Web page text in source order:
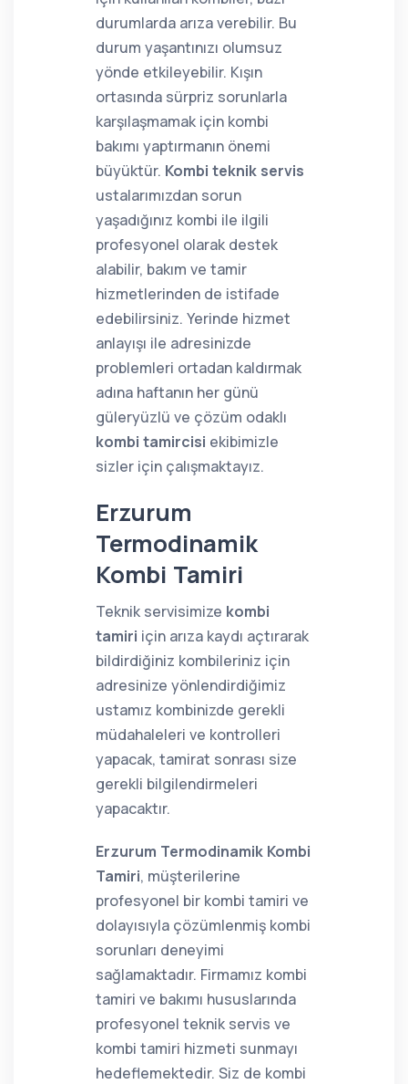
durumlarda arıza verebilir. Bu
durum yaşantınızı olumsuz
yönde etkileyebilir. Kışın
ortasında sürpriz sorunlarla
karşılaşmamak için kombi
bakımı yaptırmanın önemi
büyüktür. Kombi teknik servis
ustalarımızdan sorun
yaşadığınız kombi ile ilgili
profesyonel olarak destek
alabilir, bakım ve tamir
hizmetlerinden de istifade
edebilirsiniz. Yerinde hizmet
anlayışı ile adresinizde
problemleri ortadan kaldırmak
adına haftanın her günü
güleryüzlü ve çözüm odaklı
kombi tamircisi ekibimizle
sizler için çalışmaktayız.
Erzurum
Termodinamik
Kombi Tamiri
Teknik servisimize kombi
tamiri için arıza kaydı açtırarak
bildirdiğiniz kombileriniz için
adresinize yönlendirdiğimiz
ustamız kombinizde gerekli
müdahaleleri ve kontrolleri
yapacak, tamirat sonrası size
gerekli bilgilendirmeleri
yapacaktır.
Erzurum Termodinamik Kombi
Tamiri, müşterilerine
profesyonel bir kombi tamiri ve
dolayısıyla çözümlenmiş kombi
sorunları deneyimi
sağlamaktadır. Firmamız kombi
tamiri ve bakımı hususlarında
profesyonel teknik servis ve
kombi tamiri hizmeti sunmayı
hedeflemektedir. Siz de kombi